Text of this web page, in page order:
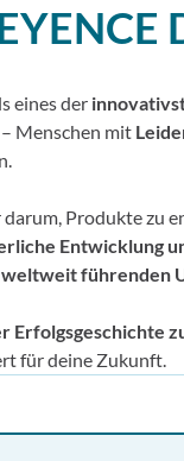
eines der
Menschen mit
Produkte zu
Entwicklung
weltweit führenden
Erfolgsgeschichte
für deine Zukunft.